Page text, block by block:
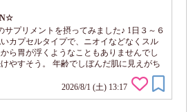
サプリメントを摂ってみました♪ 1日３～６
カプセルタイプで、ニオイなどなくスル
ら胃が浮くようなこともありませんでし
やすそう。 年齢でしぼんだ肌に見えがち
、弾力のある印象のために毎日続けたいで
2026/8/1 (土) 13:17